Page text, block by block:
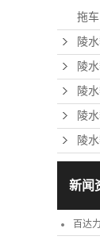
拖车
陵
陵
陵
陵
陵
新闻
百达